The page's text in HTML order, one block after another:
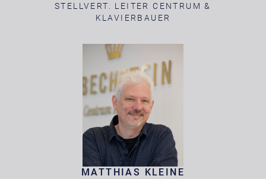
STELLVERT. LEITER CENTRUM &
KLAVIERBAUER
MATTHIAS KLEINE